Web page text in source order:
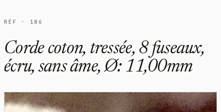
RÉF · 186
Corde coton, tressée, 8 fuseaux,
écru, sans âme, Ø: 11,00mm